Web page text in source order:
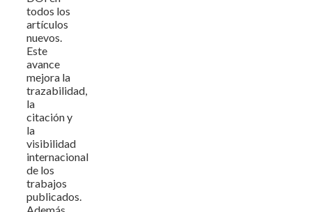
todos los
artículos
nuevos.
Este
avance
mejora la
trazabilidad,
la
citación y
la
visibilidad
internacional
de los
trabajos
publicados.